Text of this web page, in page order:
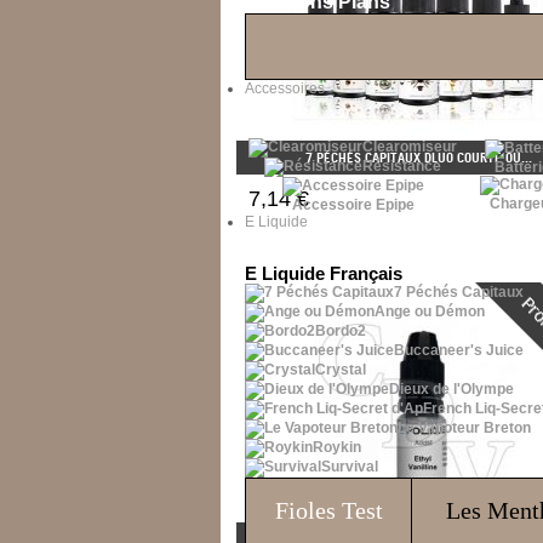
Accessoires
Clearomiseur
Résistance
Accessoire Epipe
E Liquide
E Liquide Français
7 Péchés Capitaux
Ange ou Démon
Bordo2
Buccaneer's Juice
Crystal
Dieux de l'Olympe
French Liq-
Le Vapoteur Breton
Roykin
Survival
Fioles Test Les
7 PÉCHÉS CAPITAUX DLUO COURTE OU...
7,14 €
ADDITIF ETHYL VANILLINE 10ML